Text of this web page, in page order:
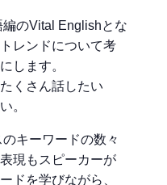
のVital Englishとな
レンドについて考
します。
くさん話したい
。
キーワードの数々
現もスピーカーが
ドを学びながら、